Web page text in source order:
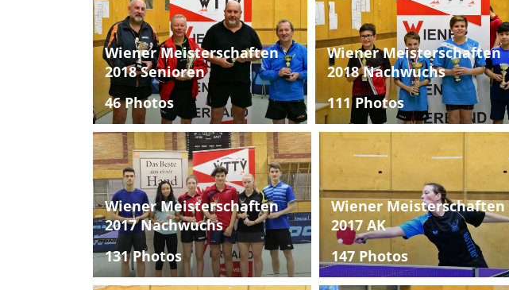
Wiener Meisterschaften
2018 Senioren
46 Photos
Wiener Meisterschaften
2018 Nachwuchs
111 Photos
Wiener Meisterschaften
2017 Nachwuchs
131 Photos
Wiener Meisterschaften
2017 AK
147 Photos